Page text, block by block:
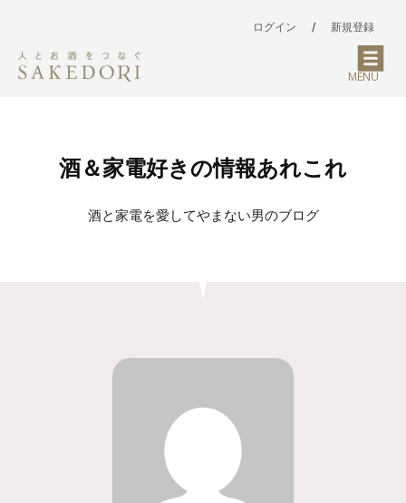
ログイン / 新規登録
MENU
酒＆家電好きの情報あれこれ
酒と家電を愛してやまない男のブログ